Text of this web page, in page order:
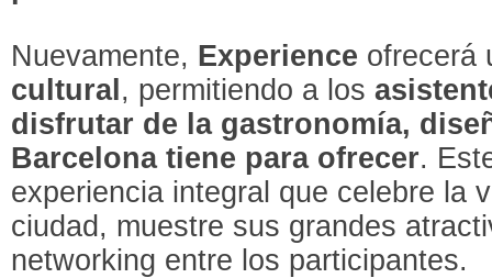
Nuevamente, Experience ofrecerá
cultural, permitiendo a los
disfrutar de la gastronomía,
Barcelona tiene para ofrecer.
experiencia integral que celebre la
ciudad, muestre sus grandes
networking entre los participantes.